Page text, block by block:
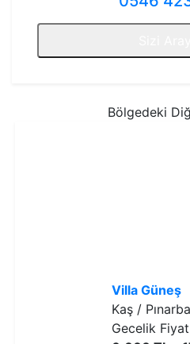
Bölgedeki
Villa Güneş
Kaş /
Gecelik Fiyat